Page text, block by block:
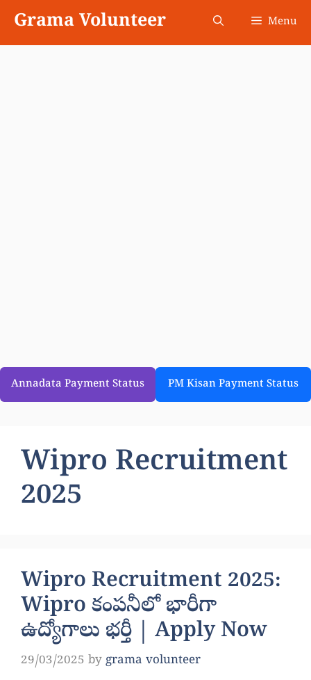
content
Grama Volunteer Menu
Annadata Payment Status PM Kisan Payment Status
Wipro Recruitment
2025
Wipro Recruitment 2025:
Wipro కంపనీలో భారీగా
ఉద్యోగాలు భర్తీ | Apply Now
29/03/2025 by grama volunteer